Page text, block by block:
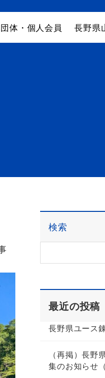
体・個人会員 長野県
検索
最近の投稿
長野県ユース
（再掲）長
集のお知らせ